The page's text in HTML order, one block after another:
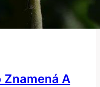
Znamená A